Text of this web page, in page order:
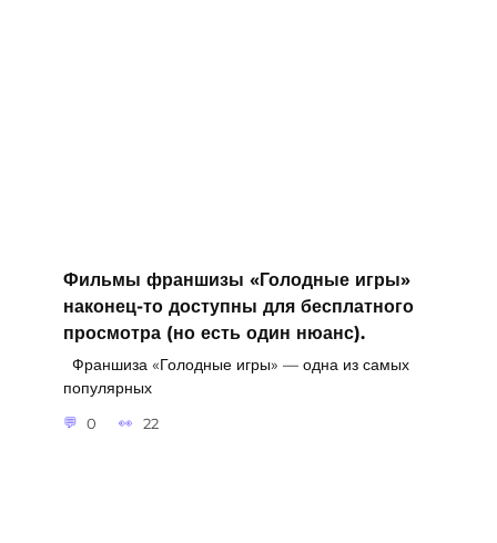
Фильмы франшизы «Голодные игры»
наконец-то доступны для бесплатного
просмотра (но есть один нюанс).
Франшиза «Голодные игры» — одна из самых
популярных
0 22